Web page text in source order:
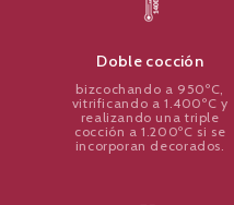
Doble cocción
bizcochando a 950ºC,
vitrificando a 1.400ºC y
realizando una triple
cocción a 1.200ºC si se
incorporan decorados.